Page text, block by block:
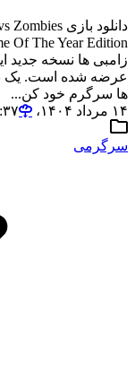
زامبی ها نسخه جدید
عرضه شده است. یک
ها سرگرم خود کن...
۱۴ مرداد ۱۴۰۴،‏ ۱۹:۳۷
سرگرمی